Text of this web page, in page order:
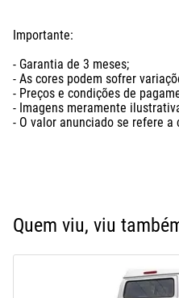
Importante:
- Garantia de 3 meses;
- As cores podem sofrer
- Preços e condições de
- Imagens meramente
- O valor anunciado se refere
Quem viu, viu